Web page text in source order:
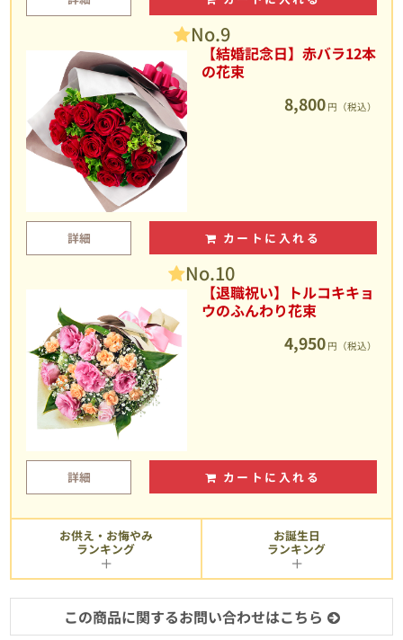
No.9
【結婚記念日】赤バラ12本
の花束
8,800 円（税込）
詳細 カートに入れる
No.10
【退職祝い】トルコキキョ
ウのふんわり花束
4,950 円（税込）
詳細 カートに入れる
お供え・お悔やみ
ランキング
お誕生日
ランキング
この商品に関するお問い合わせはこちら